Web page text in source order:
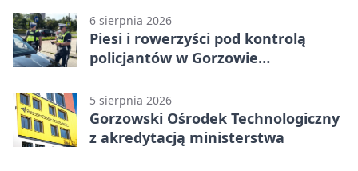
6 sierpnia 2026
Piesi i rowerzyści pod kontrolą
policjantów w Gorzowie
5 sierpnia 2026
Gorzowski Ośrodek Technologiczny
z akredytacją ministerstwa